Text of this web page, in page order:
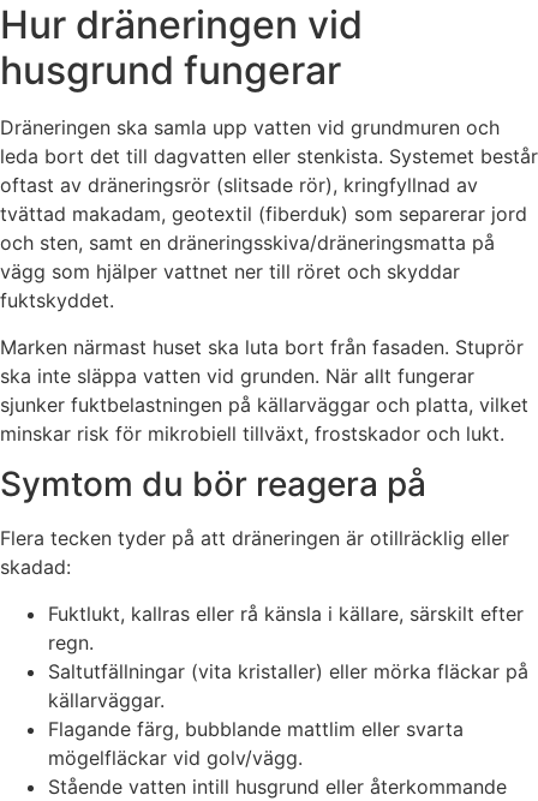
Hur dräneringen vid
husgrund fungerar
Dräneringen ska samla upp vatten vid grundmuren och
leda bort det till dagvatten eller stenkista. Systemet består
oftast av dräneringsrör (slitsade rör), kringfyllnad av
tvättad makadam, geotextil (fiberduk) som separerar jord
och sten, samt en dräneringsskiva/dräneringsmatta på
vägg som hjälper vattnet ner till röret och skyddar
fuktskyddet.
Marken närmast huset ska luta bort från fasaden. Stuprör
ska inte släppa vatten vid grunden. När allt fungerar
sjunker fuktbelastningen på källarväggar och platta, vilket
minskar risk för mikrobiell tillväxt, frostskador och lukt.
Symtom du bör reagera på
Flera tecken tyder på att dräneringen är otillräcklig eller
skadad:
Fuktlukt, kallras eller rå känsla i källare, särskilt efter
regn.
Saltutfällningar (vita kristaller) eller mörka fläckar på
källarväggar.
Flagande färg, bubblande mattlim eller svarta
mögelfläckar vid golv/vägg.
Stående vatten intill husgrund eller återkommande